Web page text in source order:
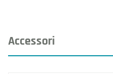
Accessori